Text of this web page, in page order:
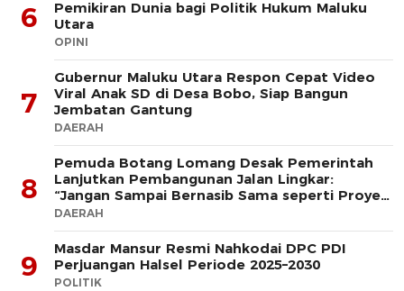
6
Pemikiran Dunia bagi Politik Hukum Maluku
Utara
OPINI
7
Gubernur Maluku Utara Respon Cepat Video
Viral Anak SD di Desa Bobo, Siap Bangun
Jembatan Gantung
DAERAH
8
Pemuda Botang Lomang Desak Pemerintah
Lanjutkan Pembangunan Jalan Lingkar:
“Jangan Sampai Bernasib Sama seperti Proyek
PLTD
DAERAH
9
Masdar Mansur Resmi Nahkodai DPC PDI
Perjuangan Halsel Periode 2025–2030
POLITIK